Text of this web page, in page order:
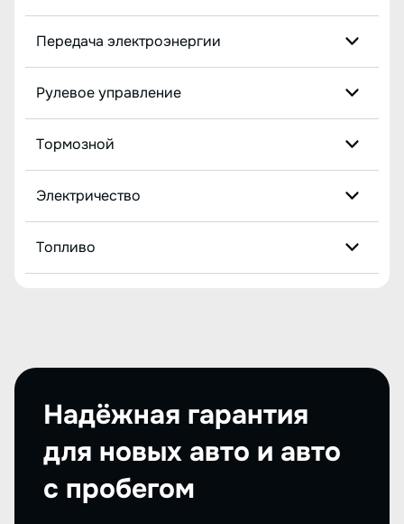
Передача электроэнергии
Рулевое управление
Тормозной
Электричество
Топливо
Надёжная гарантия
для новых авто и авто
с пробегом